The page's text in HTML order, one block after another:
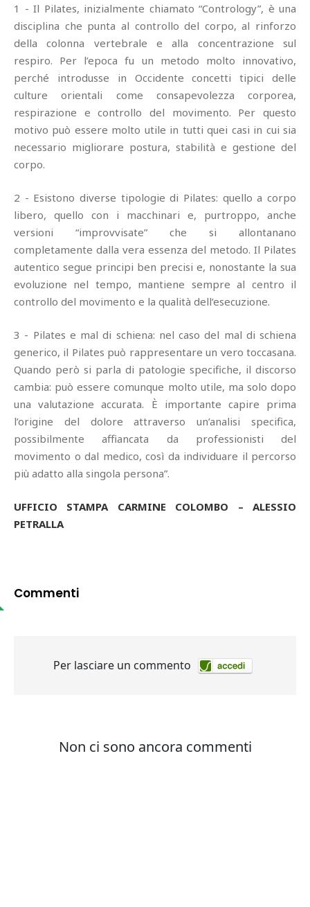
1 - Il Pilates, inizialmente chiamato “Contrology”, è una
disciplina che punta al controllo del corpo, al rinforzo
della colonna vertebrale e alla concentrazione sul
respiro. Per l’epoca fu un metodo molto innovativo,
perché introdusse in Occidente concetti tipici delle
culture orientali come consapevolezza corporea,
respirazione e controllo del movimento. Per questo
motivo può essere molto utile in tutti quei casi in cui sia
necessario migliorare postura, stabilità e gestione del
corpo.
2 - Esistono diverse tipologie di Pilates: quello a corpo
libero, quello con i macchinari e, purtroppo, anche
versioni “improvvisate” che si allontanano
completamente dalla vera essenza del metodo. Il Pilates
autentico segue principi ben precisi e, nonostante la sua
evoluzione nel tempo, mantiene sempre al centro il
controllo del movimento e la qualità dell’esecuzione.
3 - Pilates e mal di schiena: nel caso del mal di schiena
generico, il Pilates può rappresentare un vero toccasana.
Quando però si parla di patologie specifiche, il discorso
cambia: può essere comunque molto utile, ma solo dopo
una valutazione accurata. È importante capire prima
l’origine del dolore attraverso un’analisi specifica,
possibilmente affiancata da professionisti del
movimento o dal medico, così da individuare il percorso
più adatto alla singola persona”.
UFFICIO STAMPA CARMINE COLOMBO – ALESSIO
PETRALLA
Commenti